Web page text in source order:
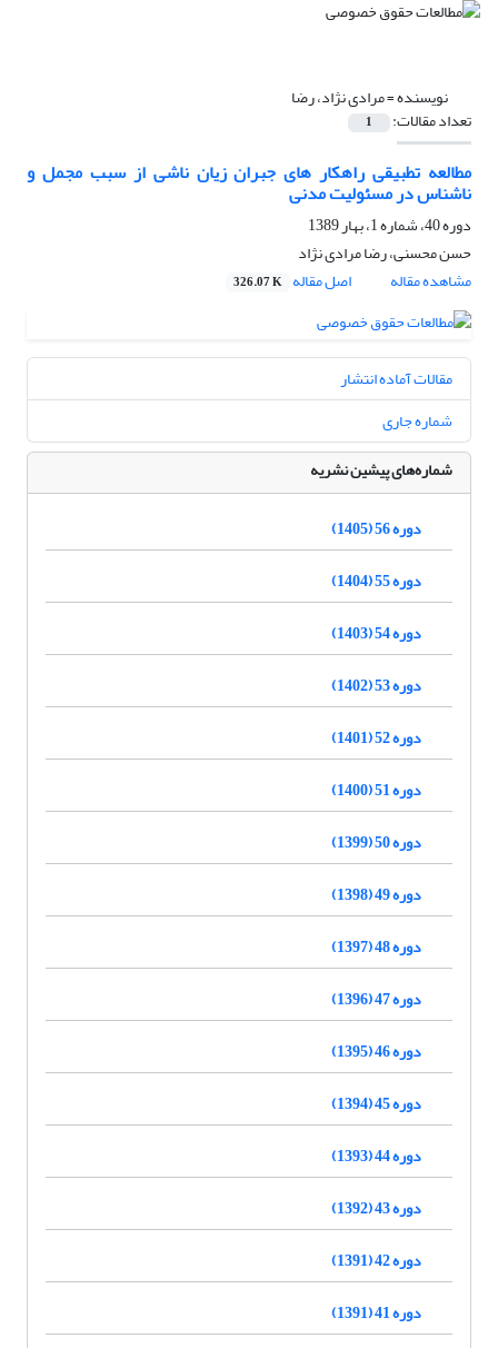
نویسنده =مرادی نژاد، رضا
تعداد مقالات: 1
مطالعه تطبیقی راهکار های جبران زیان ناشی از سبب مجمل و
ناشناس در مسئولیت مدنی
دوره 40، شماره 1، بهار 1389
حسن محسنی، رضا مرادی نژاد
مشاهده مقاله
اصل مقاله 326.07 K
مقالات آماده انتشار
شماره جاری
شماره‌های پیشین نشریه
دوره 56 (1405)
دوره 55 (1404)
دوره 54 (1403)
دوره 53 (1402)
دوره 52 (1401)
دوره 51 (1400)
دوره 50 (1399)
دوره 49 (1398)
دوره 48 (1397)
دوره 47 (1396)
دوره 46 (1395)
دوره 45 (1394)
دوره 44 (1393)
دوره 43 (1392)
دوره 42 (1391)
دوره 41 (1391)